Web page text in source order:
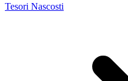
Tesori Nascosti